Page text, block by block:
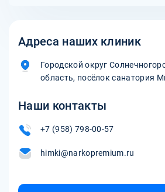
Адреса наших клиник
Городской округ
область, посёлок санатория
Наши контакты
+7 (958) 798-00-57
himki@narkopremium.ru